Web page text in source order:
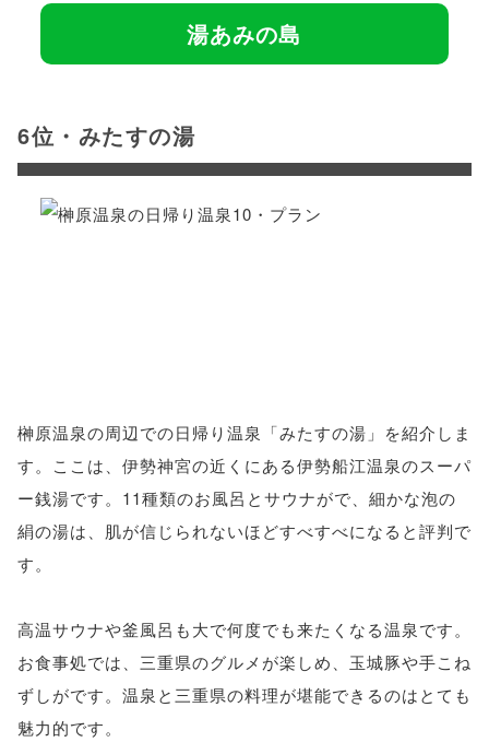
湯あみの島
6位・みたすの湯
榊原温泉の周辺での日帰り温泉「みたすの湯」を紹介しま
す。ここは、伊勢神宮の近くにある伊勢船江温泉のスーパ
ー銭湯です。11種類のお風呂とサウナがで、細かな泡の
絹の湯は、肌が信じられないほどすべすべになると評判で
す。
高温サウナや釜風呂も大で何度でも来たくなる温泉です。
お食事処では、三重県のグルメが楽しめ、玉城豚や手こね
ずしがです。温泉と三重県の料理が堪能できるのはとても
魅力的です。